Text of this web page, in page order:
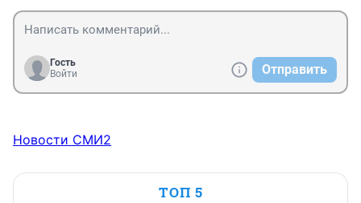
Гость
Войти
Отправить
Новости СМИ2
ТОП 5